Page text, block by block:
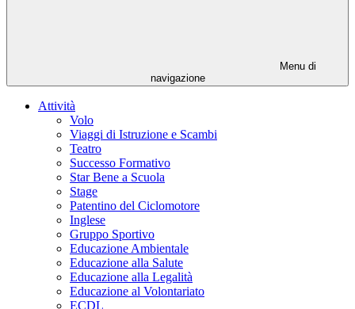
Menu di
navigazione
Attività
Volo
Viaggi di Istruzione e Scambi
Teatro
Successo Formativo
Star Bene a Scuola
Stage
Patentino del Ciclomotore
Inglese
Gruppo Sportivo
Educazione Ambientale
Educazione alla Salute
Educazione alla Legalità
Educazione al Volontariato
ECDL